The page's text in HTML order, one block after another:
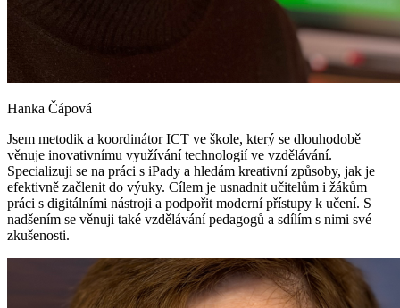
Hanka Čápová
Jsem metodik a koordinátor ICT ve škole, který se dlouhodobě
věnuje inovativnímu využívání technologií ve vzdělávání.
Specializuji se na práci s iPady a hledám kreativní způsoby, jak je
efektivně začlenit do výuky. Cílem je usnadnit učitelům i žákům
práci s digitálními nástroji a podpořit moderní přístupy k učení. S
nadšením se věnuji také vzdělávání pedagogů a sdílím s nimi své
zkušenosti.